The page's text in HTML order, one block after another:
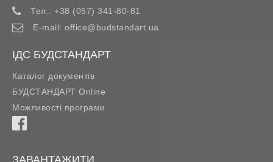
Тел.: +38 (057) 341-80-81
E-mail: office@budstandart.ua
ІДС БУДСТАНДАРТ
Каталог документів
БУДСТАНДАРТ Online
Можливості програми
ЗАВАНТАЖИТИ